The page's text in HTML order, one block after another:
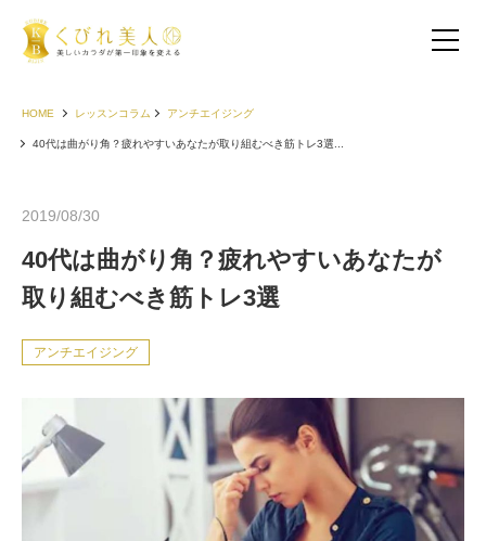
お客様の声（40代）
お客様の声（50代以上）
お客様の声（男性）
HOME レッスンコラム アンチエイジング
40代は曲がり角？疲れやすいあなたが取り組むべき筋トレ3選...
2019/08/30
40代は曲がり角？疲れやすいあなたが
取り組むべき筋トレ3選
アンチエイジング